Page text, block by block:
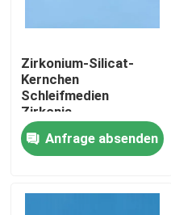
Startseite
Produkte
Zirkonium-Silicat-
Kernchen
Schleifmedien
Zirkonia-
Keramikkugeln
Anfrage absenden